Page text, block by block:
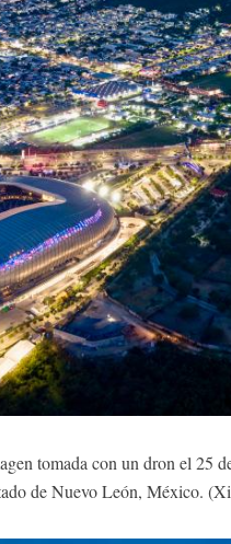
tomada con un dron el 25
de Nuevo León, México.